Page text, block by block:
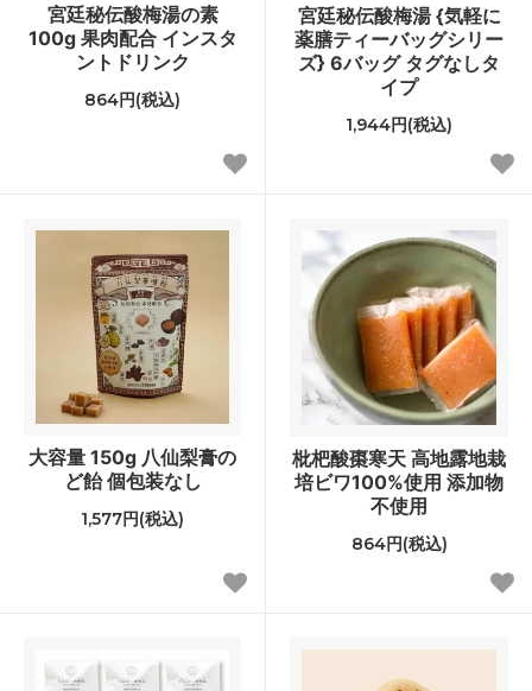
宮廷秘伝酸梅湯の素
100g 果肉配合 インスタ
ントドリンク
864円(税込)
宮廷秘伝酸梅湯 {気軽に
薬膳ティーバッグシリー
ズ} 6バッグ タグなしタ
イプ
1,944円(税込)
大容量 150g 八仙梨膏の
ど飴 個包装なし
1,577円(税込)
枇杷酸棗寒天 高地露地栽
培ビワ100%使用 添加物
不使用
864円(税込)